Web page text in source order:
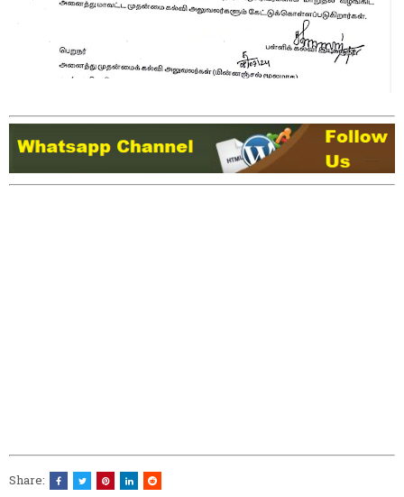
Share: